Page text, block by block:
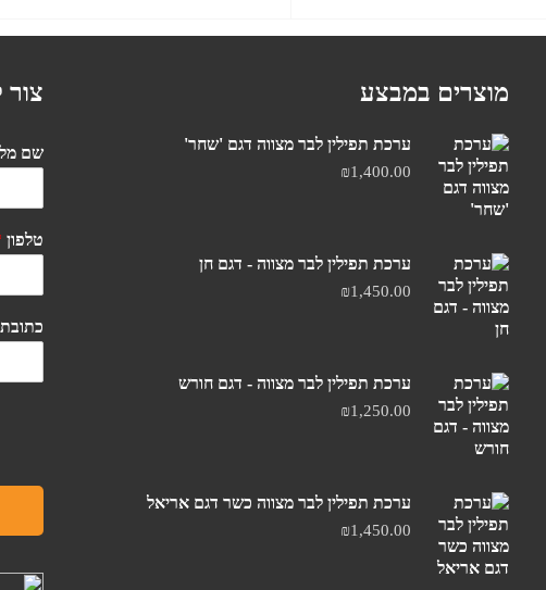
שם
טלפון
כתובת
מוצרים במבצע
ערכת תפילין לבר מצווה דגם 'שחר'
₪1,400.00
ערכת תפילין לבר מצווה - דגם חן
₪1,450.00
ערכת תפילין לבר מצווה - דגם חורש
₪1,250.00
ערכת תפילין לבר מצווה כשר דגם אריאל
₪1,450.00